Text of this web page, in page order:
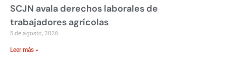
SCJN avala derechos laborales de
trabajadores agrícolas
5 de agosto, 2026
Leer más »